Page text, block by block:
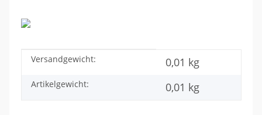
Produkteigenschaft
Wert
Versandgewicht: 0,01 kg
Artikelgewicht: 0,01 kg